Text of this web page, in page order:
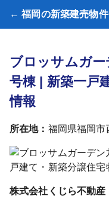
← 福岡の新築建売物
ブロッサムガ
号棟 | 新築一戸
情報
所在地： 福岡県福岡市
株式会社くじら不動産